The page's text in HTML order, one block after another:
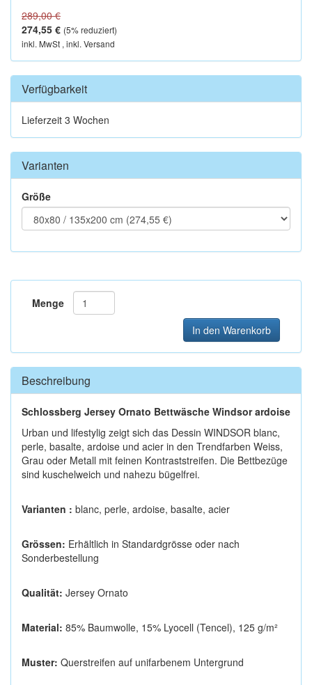
289,00 €
274,55 € (5% reduziert)
inkl. MwSt , inkl. Versand
Verfügbarkeit
Lieferzeit 3 Wochen
Varianten
Größe
Menge
In den Warenkorb
Beschreibung
Schlossberg Jersey Ornato Bettwäsche Windsor ardoise
Urban und lifestylig zeigt sich das Dessin WINDSOR blanc,
perle, basalte, ardoise und acier in den Trendfarben Weiss,
Grau oder Metall mit feinen Kontraststreifen. Die Bettbezüge
sind kuschelweich und nahezu bügelfrei.
Varianten : blanc, perle, ardoise, basalte, acier
Grössen: Erhältlich in Standardgrösse oder nach
Sonderbestellung
Qualität: Jersey Ornato
Material: 85% Baumwolle, 15% Lyocell (Tencel), 125 g/m²
Muster: Querstreifen auf unifarbenem Untergrund